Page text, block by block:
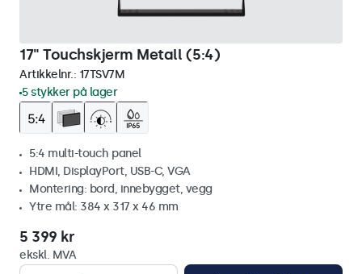
17" Touchskjerm Metall (5:4)
Artikkelnr.: 17TSV7M
5 stykker på lager
5:4 multi-touch panel
HDMI, DisplayPort, USB-C, VGA
Montering: bord, innebygget, vegg
Ytre mål: 384 x 317 x 46 mm
5 399 kr
ekskl. MVA